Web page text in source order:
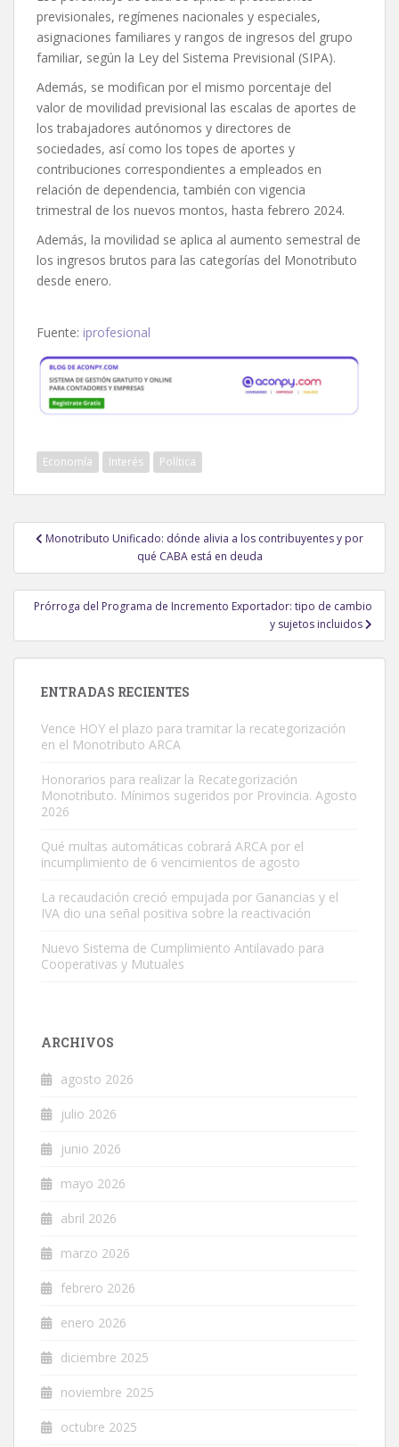
previsionales, regímenes nacionales y especiales,
asignaciones familiares y rangos de ingresos del grupo
familiar, según la Ley del Sistema Previsional (SIPA).
Además, se modifican por el mismo porcentaje del
valor de movilidad previsional las escalas de aportes de
los trabajadores autónomos y directores de
sociedades, así como los topes de aportes y
contribuciones correspondientes a empleados en
relación de dependencia, también con vigencia
trimestral de los nuevos montos, hasta febrero 2024.
Además, la movilidad se aplica al aumento semestral de
los ingresos brutos para las categorías del Monotributo
desde enero.
Fuente: iprofesional
Economía Interés Política
Navegación
entradas
Monotributo Unificado: dónde alivia a los contribuyentes y por
qué CABA está en deuda
Prórroga del Programa de Incremento Exportador: tipo de cambio
y sujetos incluidos
ENTRADAS RECIENTES
Vence HOY el plazo para tramitar la recategorización
en el Monotributo ARCA
Honorarios para realizar la Recategorización
Monotributo. Mínimos sugeridos por Provincia. Agosto
2026
Qué multas automáticas cobrará ARCA por el
incumplimiento de 6 vencimientos de agosto
La recaudación creció empujada por Ganancias y el
IVA dio una señal positiva sobre la reactivación
Nuevo Sistema de Cumplimiento Antilavado para
Cooperativas y Mutuales
ARCHIVOS
agosto 2026
julio 2026
junio 2026
mayo 2026
abril 2026
marzo 2026
febrero 2026
enero 2026
diciembre 2025
noviembre 2025
octubre 2025